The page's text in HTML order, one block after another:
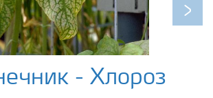
Next
- Хлороз